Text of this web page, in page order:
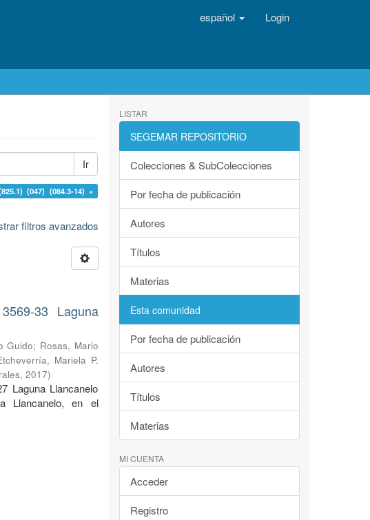
español Login
Ir
(047) (084.3-14) ×
filtros avanzados
33 Laguna
Guido; Rosas, Mario
Mariela P.
,2017)
Laguna Llancanelo
Llancanelo, en el
LISTAR
SEGEMAR REPOSITORIO
Colecciones & SubColecciones
Por fecha de publicación
Autores
Títulos
Materias
Esta comunidad
Por fecha de publicación
Autores
Títulos
Materias
MI CUENTA
Acceder
Registro